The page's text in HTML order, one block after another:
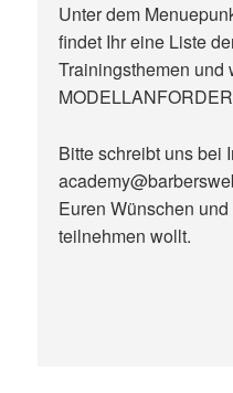
Unter dem
findet Ihr eine Liste
Trainingsthemen und
Bitte schreibt uns bei
Euren Wünschen
teilnehmen wollt.